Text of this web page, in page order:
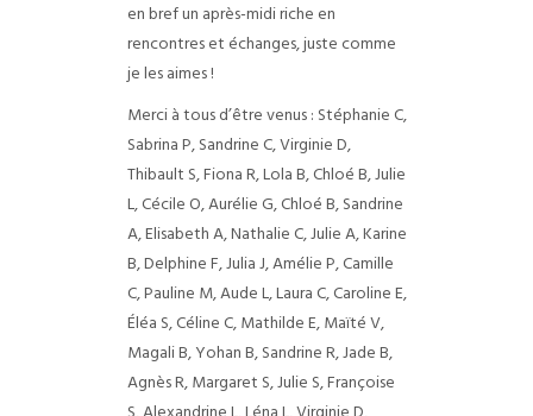
en bref un après-midi riche en
rencontres et échanges, juste comme
je les aimes !
Merci à tous d’être venus : Stéphanie C,
Sabrina P, Sandrine C, Virginie D,
Thibault S, Fiona R, Lola B, Chloé B, Julie
L, Cécile O, Aurélie G, Chloé B, Sandrine
A, Elisabeth A, Nathalie C, Julie A, Karine
B, Delphine F, Julia J, Amélie P, Camille
C, Pauline M, Aude L, Laura C, Caroline E,
Éléa S, Céline C, Mathilde E, Maïté V,
Magali B, Yohan B, Sandrine R, Jade B,
Agnès R, Margaret S, Julie S, Françoise